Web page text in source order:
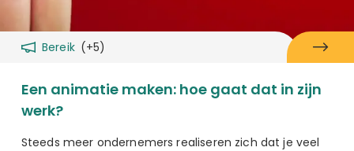
Bereik (+5)
Een animatie maken: hoe gaat dat in zijn
werk?
Steeds meer ondernemers realiseren zich dat je veel